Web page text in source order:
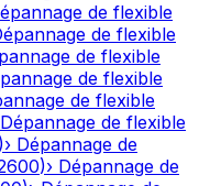
de flexible
de flexible
de flexible
de flexible
de flexible
Dépannage de flexible
)› Dépannage de
)› Dépannage de